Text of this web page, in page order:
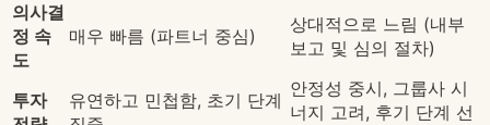
의사결
정 속
도
매우 빠름 (파트너 중심)
상대적으로 느림 (내부
보고 및 심의 절차)
투자
유연하고 민첩함, 초기 단계
안정성 중시, 그룹사 시
너지 고려, 후기 단계 선